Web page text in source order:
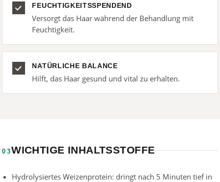
FEUCHTIGKEITSSPENDEND
Versorgt das Haar während der Behandlung mit
Feuchtigkeit.
NATÜRLICHE BALANCE
Hilft, das Haar gesund und vital zu erhalten.
03WICHTIGE INHALTSSTOFFE
Hydrolysiertes Weizenprotein: dringt nach 5 Minuten tief in